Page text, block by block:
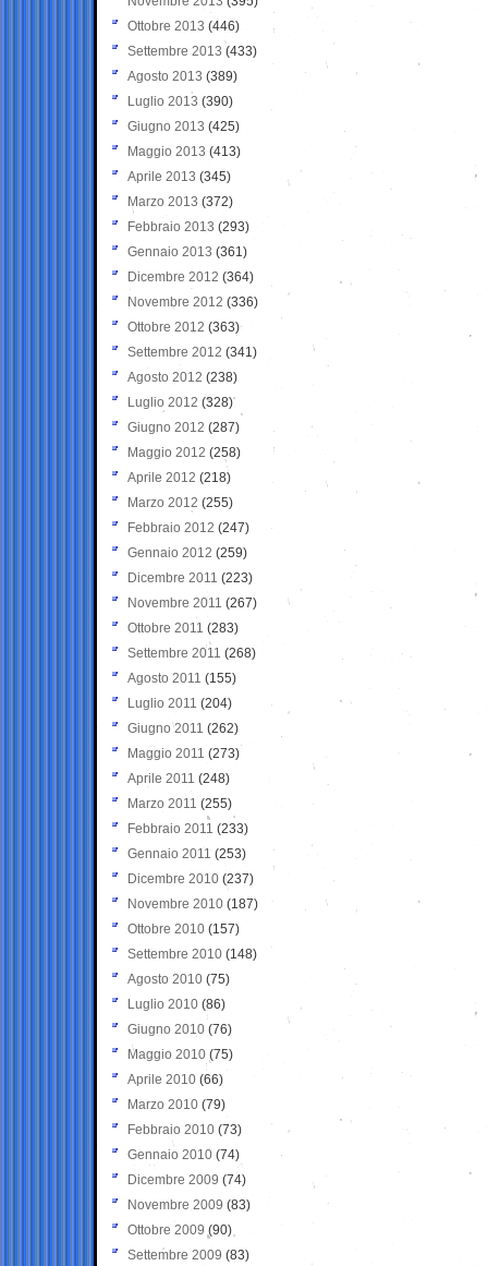
Ottobre 2013 (446)
Settembre 2013 (433)
Agosto 2013 (389)
Luglio 2013 (390)
Giugno 2013 (425)
Maggio 2013 (413)
Aprile 2013 (345)
Marzo 2013 (372)
Febbraio 2013 (293)
Gennaio 2013 (361)
Dicembre 2012 (364)
Novembre 2012 (336)
Ottobre 2012 (363)
Settembre 2012 (341)
Agosto 2012 (238)
Luglio 2012 (328)
Giugno 2012 (287)
Maggio 2012 (258)
Aprile 2012 (218)
Marzo 2012 (255)
Febbraio 2012 (247)
Gennaio 2012 (259)
Dicembre 2011 (223)
Novembre 2011 (267)
Ottobre 2011 (283)
Settembre 2011 (268)
Agosto 2011 (155)
Luglio 2011 (204)
Giugno 2011 (262)
Maggio 2011 (273)
Aprile 2011 (248)
Marzo 2011 (255)
Febbraio 2011 (233)
Gennaio 2011 (253)
Dicembre 2010 (237)
Novembre 2010 (187)
Ottobre 2010 (157)
Settembre 2010 (148)
Agosto 2010 (75)
Luglio 2010 (86)
Giugno 2010 (76)
Maggio 2010 (75)
Aprile 2010 (66)
Marzo 2010 (79)
Febbraio 2010 (73)
Gennaio 2010 (74)
Dicembre 2009 (74)
Novembre 2009 (83)
Ottobre 2009 (90)
Settembre 2009 (83)